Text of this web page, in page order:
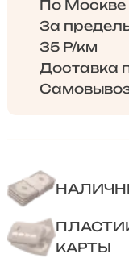
По Москве
За
35 Р/км
Доставка
КАРТЫ